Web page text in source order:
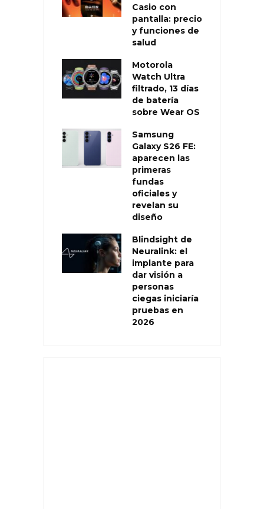
Casio con
pantalla: precio
y funciones de
salud
Motorola
Watch Ultra
filtrado, 13 días
de batería
sobre Wear OS
Samsung
Galaxy S26 FE:
aparecen las
primeras
fundas
oficiales y
revelan su
diseño
Blindsight de
Neuralink: el
implante para
dar visión a
personas
ciegas iniciaría
pruebas en
2026